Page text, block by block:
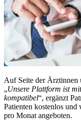
Auf Seite der Ärztinnen
„Unsere Plattform ist
kompatibel“, ergänzt
Patienten kostenlos
pro Monat angeboten.